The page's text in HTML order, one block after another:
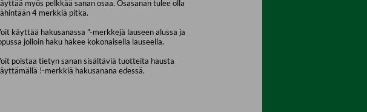
myös pelkkää sanan osaa. Osasanan tulee olla
4 merkkiä pitkä.
käyttää hakusanassa "-merkkejä lauseen alussa ja
jolloin haku hakee kokonaisella lauseella.
poistaa tietyn sanan sisältäviä tuotteita hausta
!-merkkiä hakusanana edessä.